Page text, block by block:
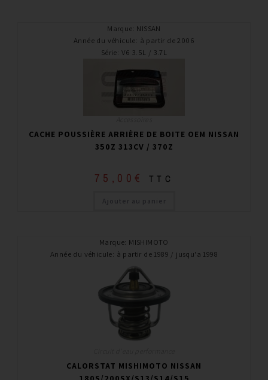
Marque: NISSAN
Année du véhicule: à partir de 2006
Série: V6 3.5L / 3.7L
CACHE POUSSIÈRE ARRIÈRE DE BOITE OEM NISSAN
350Z 313CV / 370Z
75,00 € TTC
Ajouter au panier
Marque: MISHIMOTO
Année du véhicule: à partir de 1989 / jusqu'a 1998
CALORSTAT MISHIMOTO NISSAN